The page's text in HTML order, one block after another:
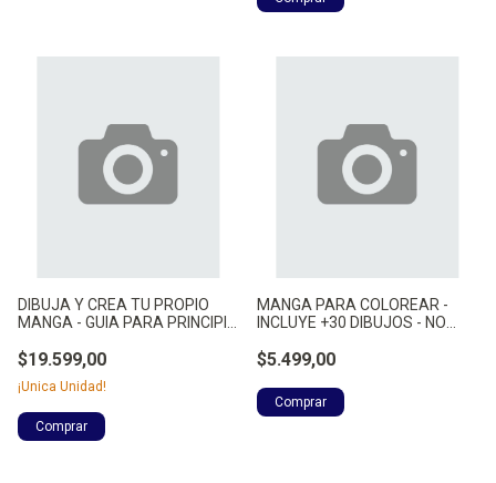
DIBUJA Y CREA TU PROPIO
MANGA - GUIA PARA PRINCIPI -
$19.599,00
¡Unica Unidad!
MANGA PARA COLOREAR -
INCLUYE +30 DIBUJOS - NO
$5.499,00